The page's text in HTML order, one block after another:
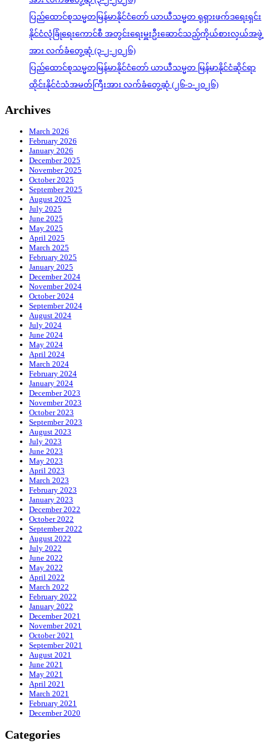
ပြည်ထောင်စုသမ္မတမြန်မာနိုင်ငံတော် ယာယီသမ္မတ ရုရှားဖက်ဒရေးရှင်း
နိုင်ငံလုံခြုံရေးကောင်စီ အတွင်းရေးမှူးဦးဆောင်သည့်ကိုယ်စားလှယ်အဖွဲ့
အား လက်ခံတွေ့ဆုံ (၃-၂-၂၀၂၆)
ပြည်ထောင်စုသမ္မတမြန်မာနိုင်ငံတော် ယာယီသမ္မတ မြန်မာနိုင်ငံဆိုင်ရာ
ထိုင်းနိုင်ငံသံအမတ်ကြီးအား လက်ခံတွေ့ဆုံ (၂၆-၁-၂၀၂၆)
Archives
March 2026
February 2026
January 2026
December 2025
November 2025
October 2025
September 2025
August 2025
July 2025
June 2025
May 2025
April 2025
March 2025
February 2025
January 2025
December 2024
November 2024
October 2024
September 2024
August 2024
July 2024
June 2024
May 2024
April 2024
March 2024
February 2024
January 2024
December 2023
November 2023
October 2023
September 2023
August 2023
July 2023
June 2023
May 2023
April 2023
March 2023
February 2023
January 2023
December 2022
October 2022
September 2022
August 2022
July 2022
June 2022
May 2022
April 2022
March 2022
February 2022
January 2022
December 2021
November 2021
October 2021
September 2021
August 2021
June 2021
May 2021
April 2021
March 2021
February 2021
December 2020
Categories